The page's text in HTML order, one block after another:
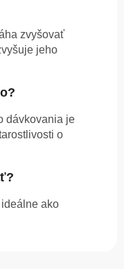
zvyšovať
jeho
dávkovania je
o
ako